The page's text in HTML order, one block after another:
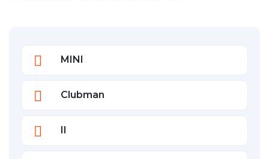
MINI
Clubman
II